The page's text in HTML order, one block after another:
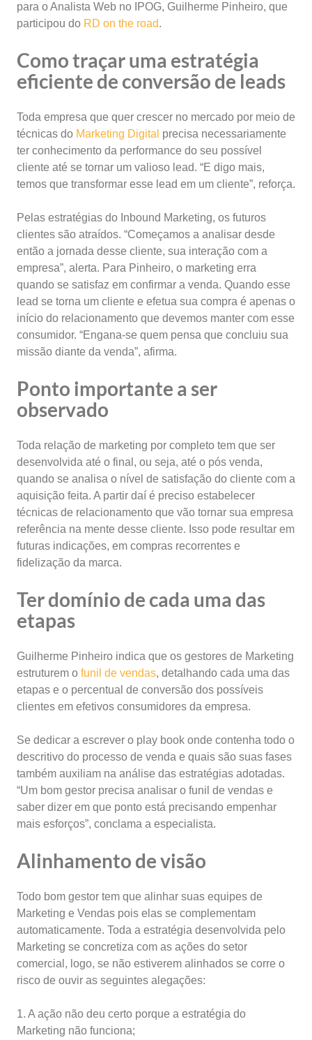
para o Analista Web no IPOG, Guilherme Pinheiro, que
participou do RD on the road.
Como traçar uma estratégia
eficiente de conversão de leads
Toda empresa que quer crescer no mercado por meio de
técnicas do Marketing Digital precisa necessariamente
ter conhecimento da performance do seu possível
cliente até se tornar um valioso lead. “E digo mais,
temos que transformar esse lead em um cliente”, reforça.
Pelas estratégias do Inbound Marketing, os futuros
clientes são atraídos. “Começamos a analisar desde
então a jornada desse cliente, sua interação com a
empresa”, alerta. Para Pinheiro, o marketing erra
quando se satisfaz em confirmar a venda. Quando esse
lead se torna um cliente e efetua sua compra é apenas o
início do relacionamento que devemos manter com esse
consumidor. “Engana-se quem pensa que concluiu sua
missão diante da venda”, afirma.
Ponto importante a ser
observado
Toda relação de marketing por completo tem que ser
desenvolvida até o final, ou seja, até o pós venda,
quando se analisa o nível de satisfação do cliente com a
aquisição feita. A partir daí é preciso estabelecer
técnicas de relacionamento que vão tornar sua empresa
referência na mente desse cliente. Isso pode resultar em
futuras indicações, em compras recorrentes e
fidelização da marca.
Ter domínio de cada uma das
etapas
Guilherme Pinheiro indica que os gestores de Marketing
estruturem o funil de vendas, detalhando cada uma das
etapas e o percentual de conversão dos possíveis
clientes em efetivos consumidores da empresa.
Se dedicar a escrever o play book onde contenha todo o
descritivo do processo de venda e quais são suas fases
também auxiliam na análise das estratégias adotadas.
“Um bom gestor precisa analisar o funil de vendas e
saber dizer em que ponto está precisando empenhar
mais esforços”, conclama a especialista.
Alinhamento de visão
Todo bom gestor tem que alinhar suas equipes de
Marketing e Vendas pois elas se complementam
automaticamente. Toda a estratégia desenvolvida pelo
Marketing se concretiza com as ações do setor
comercial, logo, se não estiverem alinhados se corre o
risco de ouvir as seguintes alegações:
1. A ação não deu certo porque a estratégia do
Marketing não funciona;